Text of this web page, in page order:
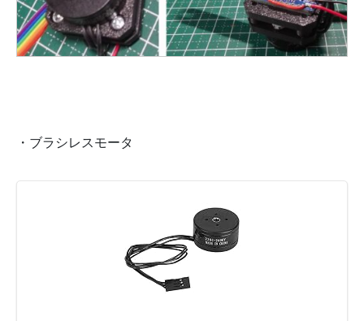
・ブラシレスモータ